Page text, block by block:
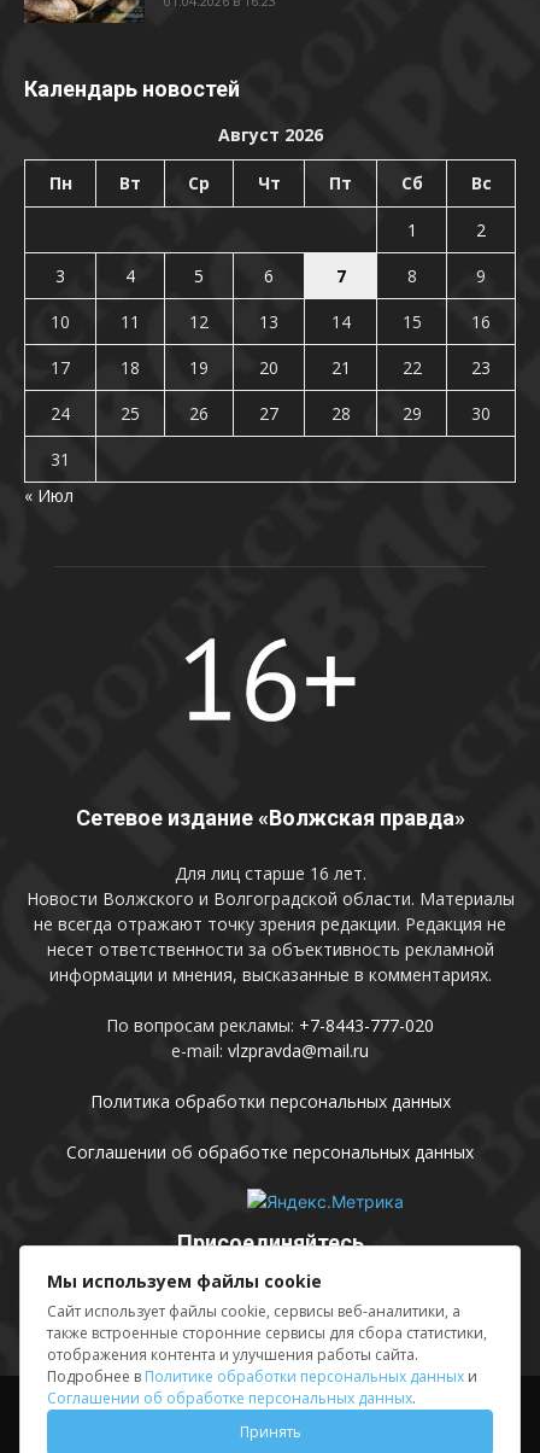
Календарь новостей
Август 2026
Пн Вт Ср Чт Пт Сб Вс
1
2
3
4 5 6 7 8
9
10
11 12 13 14 15
16
17
18 19 20 21 22
23
24
25 26 27 28 29
30
31
« Июл
Сетевое издание «Волжская правда»
Для лиц старше 16 лет.
Новости Волжского и Волгоградской области. Материалы
не всегда отражают точку зрения редакции. Редакция не
несет ответственности за объективность рекламной
информации и мнения, высказанные в комментариях.
По вопросам рекламы: +7-8443-777-020
e-mail: vlzpravda@mail.ru
Политика обработки персональных данных
Соглашении об обработке персональных данных
Присоединяйтесь
Выходные данные Sing in
© АМУ «Редакция газеты «Волжская правда», 2012-2026
Мы используем файлы cookie
Сайт использует файлы cookie, сервисы веб-аналитики, а
также встроенные сторонние сервисы для сбора статистики,
отображения контента и улучшения работы сайта.
Подробнее в Политике обработки персональных данных и
Соглашении об обработке персональных данных.
Принять